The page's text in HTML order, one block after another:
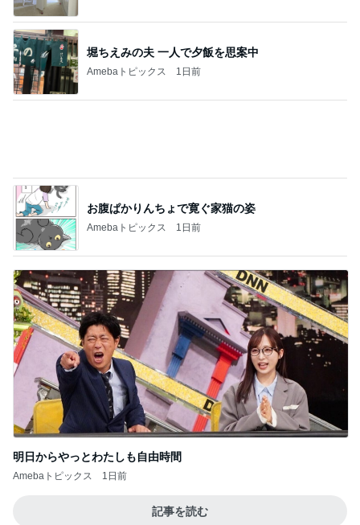
明日からやっとわたしも自由時間
Amebaトピックス
記事を読む
ケンタの辛いチキンと炊き込みご飯
Amebaトピックス 1日前
全然使っていないエルメスのバッグ
Amebaトピックス 2日前
Amebaトピックス 1日前